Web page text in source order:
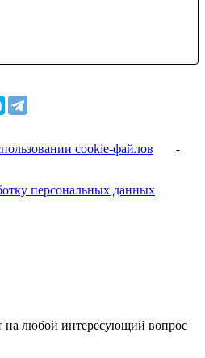
cookie-файлов
персональных данных
на любой интересующий вопрос